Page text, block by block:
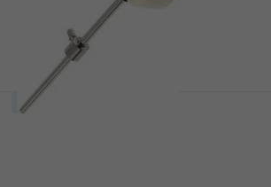
Daudzuma atlaide